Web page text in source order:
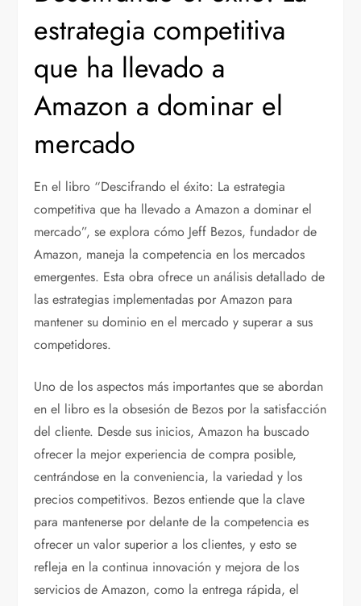
estrategia competitiva
que ha llevado a
Amazon a dominar el
mercado
En el libro “Descifrando el éxito: La estrategia
competitiva que ha llevado a Amazon a dominar el
mercado”, se explora cómo Jeff Bezos, fundador de
Amazon, maneja la competencia en los mercados
emergentes. Esta obra ofrece un análisis detallado de
las estrategias implementadas por Amazon para
mantener su dominio en el mercado y superar a sus
competidores.
Uno de los aspectos más importantes que se abordan
en el libro es la obsesión de Bezos por la satisfacción
del cliente. Desde sus inicios, Amazon ha buscado
ofrecer la mejor experiencia de compra posible,
centrándose en la conveniencia, la variedad y los
precios competitivos. Bezos entiende que la clave
para mantenerse por delante de la competencia es
ofrecer un valor superior a los clientes, y esto se
refleja en la continua innovación y mejora de los
servicios de Amazon, como la entrega rápida, el